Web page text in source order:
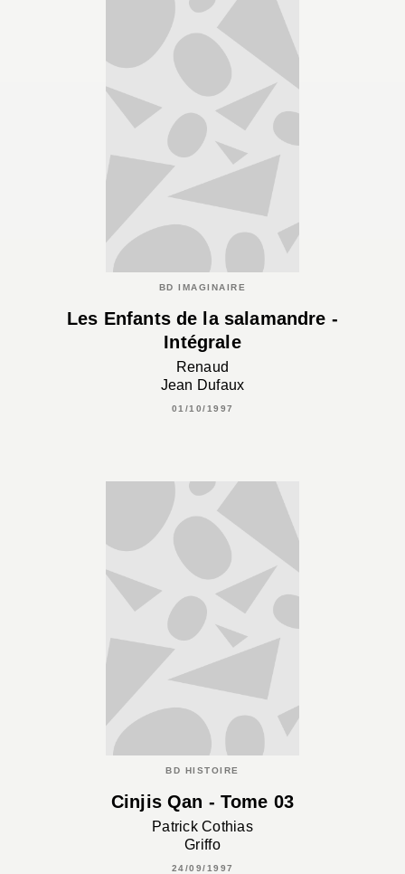
BD IMAGINAIRE
Les Enfants de la salamandre -
Intégrale
Renaud
Jean Dufaux
01/10/1997
BD HISTOIRE
Cinjis Qan - Tome 03
Patrick Cothias
Griffo
24/09/1997